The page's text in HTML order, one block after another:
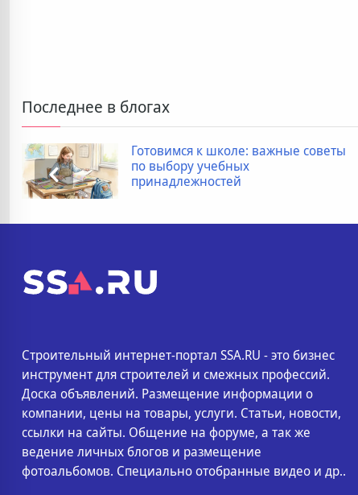
Последнее в блогах
Готовимся к школе: важные советы
по выбору учебных
принадлежностей
Строительный интернет-портал SSA.RU - это бизнес
инструмент для строителей и смежных профессий.
Доска объявлений. Размещение информации о
компании, цены на товары, услуги. Статьи, новости,
ссылки на сайты. Общение на форуме, а так же
ведение личных блогов и размещение
фотоальбомов. Специально отобранные видео и др..